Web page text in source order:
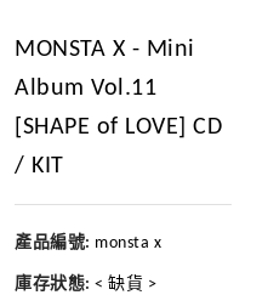
MONSTA X - Mini
Album Vol.11
[SHAPE of LOVE] CD
/ KIT
產品編號: monsta x
庫存狀態: < 缺貨 >